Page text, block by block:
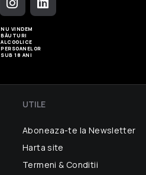
NU VINDEM
BĂUTURI
ALCOOLICE
PERSOANELOR
SUB 18 ANI
UTILE
Aboneaza-te la Newsletter
Harta site
Termeni & Conditii